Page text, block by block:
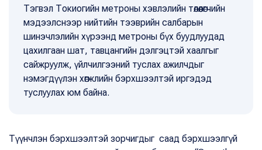
Тэгвэл Токиогийн метроны хэвлэлийн төлөөлөгчийн
мэдээлснээр нийтийн тээврийн салбарын
шинэчлэлийн хүрээнд метроны бүх буудлуудад
цахилгаан шат, тавцангийн дэлгэцтэй хаалгыг
сайжруулж, үйлчилгээний туслах ажилчдыг
нэмэгдүүлэн хөгжлийн бэрхшээлтэй иргэдэд
туслуулах юм байна.
Түүнчлэн бэрхшээлтэй зорчигдыг саад бэрхшээлгүй